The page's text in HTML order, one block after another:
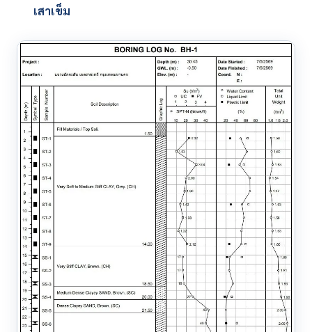
เสาเข็ม